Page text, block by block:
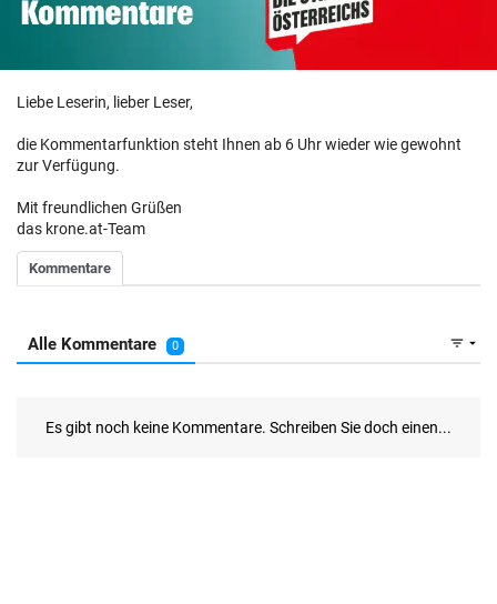
Liebe Leserin, lieber Leser,
die Kommentarfunktion steht Ihnen ab 6 Uhr wieder wie gewohnt
zur Verfügung.
Mit freundlichen Grüßen
das krone.at-Team